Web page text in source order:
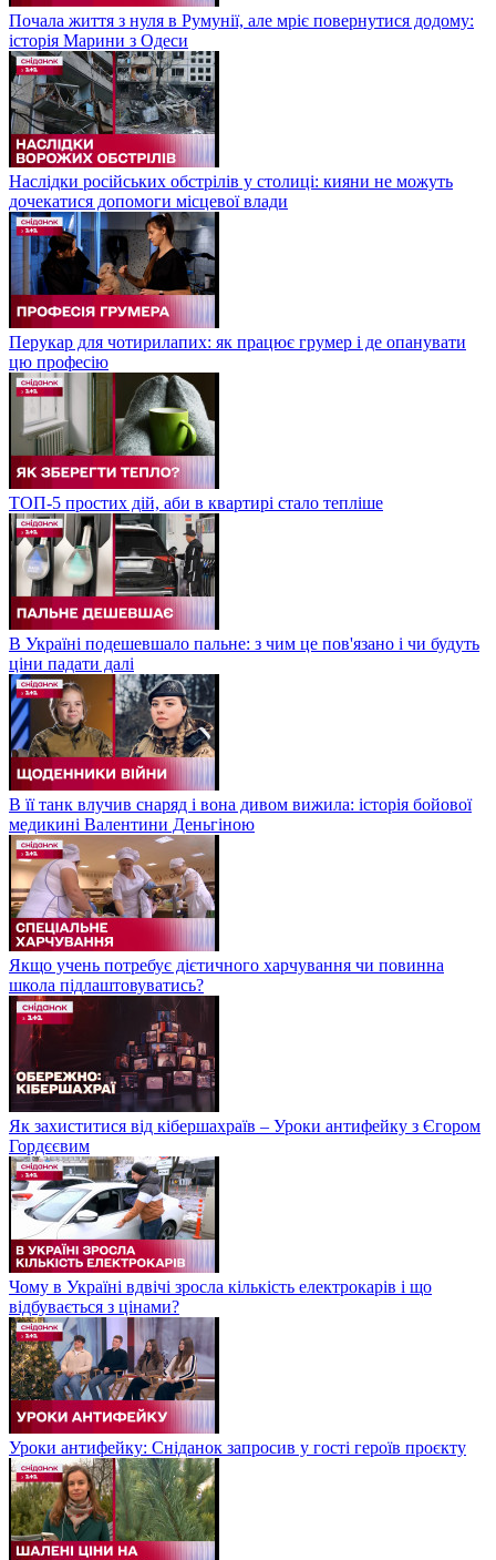
Почала життя з нуля в Румунії, але мріє повернутися додому:
історія Марини з Одеси
Наслідки російських обстрілів у столиці: кияни не можуть
дочекатися допомоги місцевої влади
Перукар для чотирилапих: як працює грумер і де опанувати
цю професію
ТОП-5 простих дій, аби в квартирі стало тепліше
В Україні подешевшало пальне: з чим це пов'язано і чи будуть
ціни падати далі
В її танк влучив снаряд і вона дивом вижила: історія бойової
медикині Валентини Деньгіною
Якщо учень потребує дієтичного харчування чи повинна
школа підлаштовуватись?
Як захиститися від кібершахраїв – Уроки антифейку з Єгором
Гордєєвим
Чому в Україні вдвічі зросла кількість електрокарів і що
відбувається з цінами?
Уроки антифейку: Сніданок запросив у гості героїв проєкту